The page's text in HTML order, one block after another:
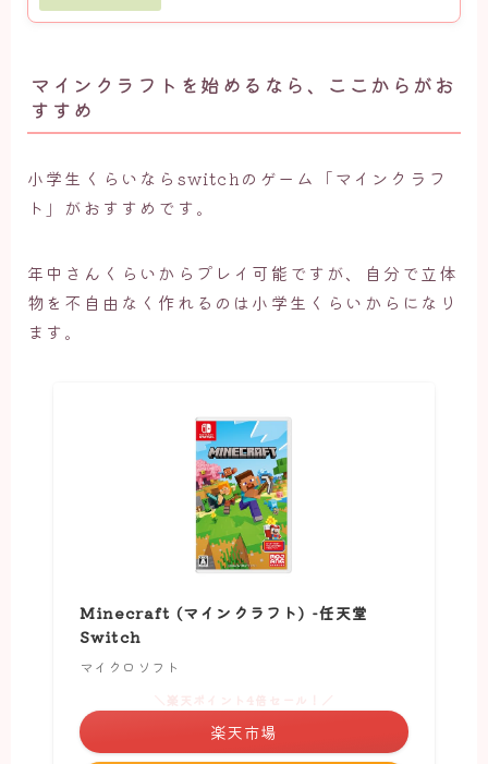
マインクラフトを始めるなら、ここからがお
すすめ
小学生くらいならswitchのゲーム「マインクラフ
ト」がおすすめです。
年中さんくらいからプレイ可能ですが、自分で立体
物を不自由なく作れるのは小学生くらいからになり
ます。
Minecraft (マインクラフト) -任天堂
Switch
マイクロソフト
楽天市場